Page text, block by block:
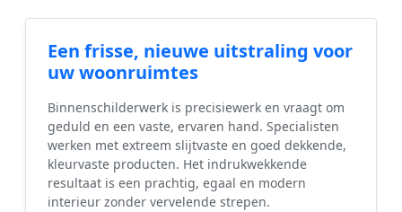
Een frisse, nieuwe uitstraling voor
uw woonruimtes
Binnenschilderwerk is precisiewerk en vraagt om
geduld en een vaste, ervaren hand. Specialisten
werken met extreem slijtvaste en goed dekkende,
kleurvaste producten. Het indrukwekkende
resultaat is een prachtig, egaal en modern
interieur zonder vervelende strepen.